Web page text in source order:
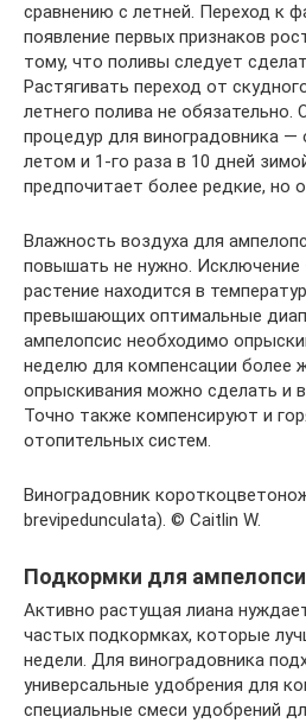
сравнению с летней. Переход к
появление первых признаков
тому, что поливы следует
Растягивать переход от
летнего полива не обязательно.
процедур для виноградовника —
летом и 1-го раза в 10 дней
предпочитает более редкие, но
Влажность воздуха для
повышать не нужно.
растение находится в
превышающих оптимальные
ампелопсис необходимо
неделю для компенсации более
опрыскивания можно сделать и
Точно также компенсируют и
отопительных систем.
Виноградовник
brevipedunculata). © Caitlin W.
Подкормки для
Активно растущая лиана
частых подкормках, которые
недели. Для виноградовника
универсальные удобрения для
специальные смеси удобрений